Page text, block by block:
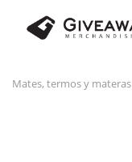
Mates, termos y materas